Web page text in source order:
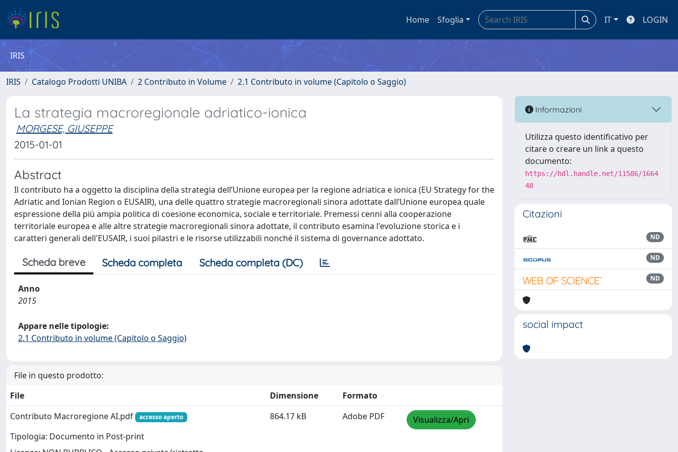
Home Sfoglia IT LOGIN
IRIS
IRIS Catalogo Prodotti UNIBA 2 Contributo in Volume 2.1 Contributo in volume (Capitolo o Saggio)
La strategia macroregionale adriatico-ionica
MORGESE, GIUSEPPE
2015-01-01
Abstract
Il contributo ha a oggetto la disciplina della strategia dell’Unione europea per la regione adriatica e ionica (EU Strategy for the
Adriatic and Ionian Region o EUSAIR), una delle quattro strategie macroregionali sinora adottate dall’Unione europea quale
espressione della più ampia politica di coesione economica, sociale e territoriale. Premessi cenni alla cooperazione
territoriale europea e alle altre strategie macroregionali sinora adottate, il contributo esamina l'evoluzione storica e i
caratteri generali dell'EUSAIR, i suoi pilastri e le risorse utilizzabili nonché il sistema di governance adottato.
Scheda breve Scheda completa Scheda completa (DC)
Anno
2015
Appare nelle tipologie:
2.1 Contributo in volume (Capitolo o Saggio)
File in questo prodotto:
File
Dimensione
Formato
Contributo Macroregione AI.pdf
accesso aperto
Tipologia: Documento in Post-print
864.17 kB Adobe PDF Visualizza/Apri
Informazioni
Utilizza questo identificativo per
citare o creare un link a questo
documento:
https://hdl.handle.net/11586/1664
48
Citazioni
ND
ND
ND
social impact